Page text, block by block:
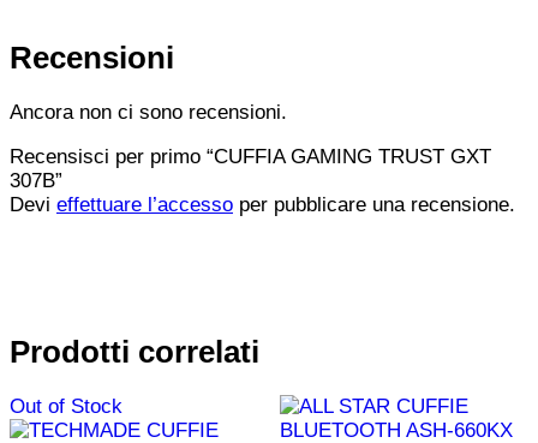
Recensioni
Ancora non ci sono recensioni.
Recensisci per primo “CUFFIA GAMING TRUST GXT
307B”
Devi effettuare l’accesso per pubblicare una recensione.
Prodotti correlati
Out of Stock